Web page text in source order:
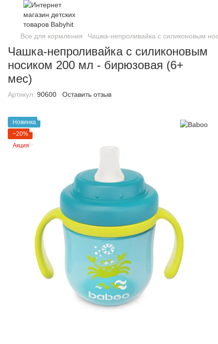
Все для кормления Чашка-непроливайка с силиконовым
Чашка-непроливайка с силиконовым
носиком 200 мл - бирюзовая (6+
мес)
Артикул: 90600 Оставить отзыв
Новинка
−20%
Акция